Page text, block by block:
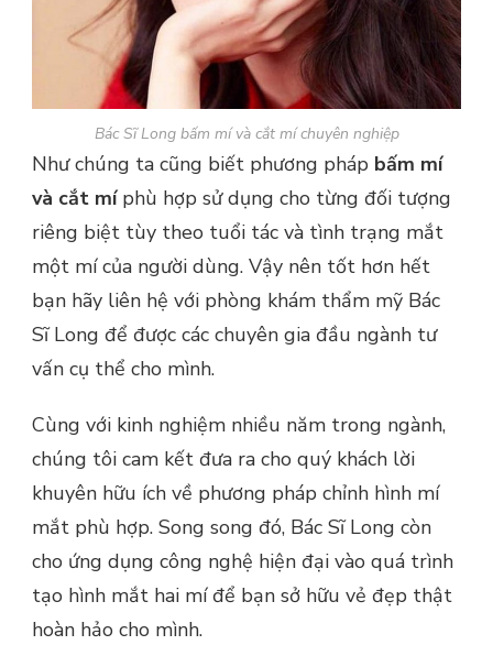
Bác Sĩ Long bấm mí và cắt mí chuyên nghiệp
Như chúng ta cũng biết phương pháp bấm mí
và cắt míphù hợp sử dụng cho từng đối tượng
riêng biệt tùy theo tuổi tác và tình trạng mắt
một mí của người dùng. Vậy nên tốt hơn hết
bạn hãy liên hệ với phòng khám thẩm mỹ Bác
Sĩ Long để được các chuyên gia đầu ngành tư
vấn cụ thể cho mình.
Cùng với kinh nghiệm nhiều năm trong ngành,
chúng tôi cam kết đưa ra cho quý khách lời
khuyên hữu ích về phương pháp chỉnh hình mí
mắt phù hợp. Song song đó, Bác Sĩ Long còn
cho ứng dụng công nghệ hiện đại vào quá trình
tạo hình mắt hai mí để bạn sở hữu vẻ đẹp thật
hoàn hảo cho mình.